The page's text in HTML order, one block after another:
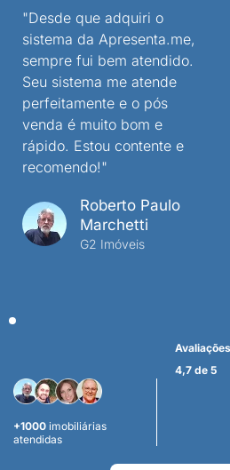
"Desde que adquiri o
sistema da Apresenta.me,
sempre fui bem atendido.
Seu sistema me atende
perfeitamente e o pós
venda é muito bom e
rápido. Estou contente e
recomendo!"
Roberto Paulo
Marchetti
G2 Imóveis
+1000 imobiliárias
atendidas
4,7 de 5
Avaliações